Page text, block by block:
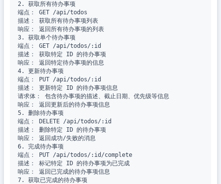
2. 获取所有待办事项
端点： GET /api/todos
描述： 获取所有待办事项列表
响应： 返回所有待办事项的列表
3. 获取单个待办事项
端点： GET /api/todos/:id
描述： 获取特定 ID 的待办事项
响应： 返回特定待办事项的信息
4. 更新待办事项
端点： PUT /api/todos/:id
描述： 更新特定 ID 的待办事项信息
请求体： 包含待办事项的描述、截止日期、优先级等信息
响应： 返回更新后的待办事项信息
5. 删除待办事项
端点： DELETE /api/todos/:id
描述： 删除特定 ID 的待办事项
响应： 返回成功/失败的消息
6. 完成待办事项
端点： PUT /api/todos/:id/complete
描述： 标记特定 ID 的待办事项为已完成
响应： 返回已完成的待办事项信息
7. 获取已完成的待办事项